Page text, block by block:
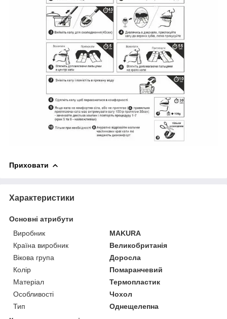
Приховати
Характеристики
Основні атрибути
Виробник
MAKURA
Країна виробник
Великобританія
Вікова група
Доросла
Колір
Помаранчевий
Матеріал
Термопластик
Особливості
Чохол
Тип
Однещелепна